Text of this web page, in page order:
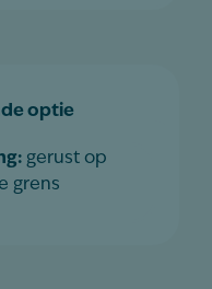
optie
gerust op
grens